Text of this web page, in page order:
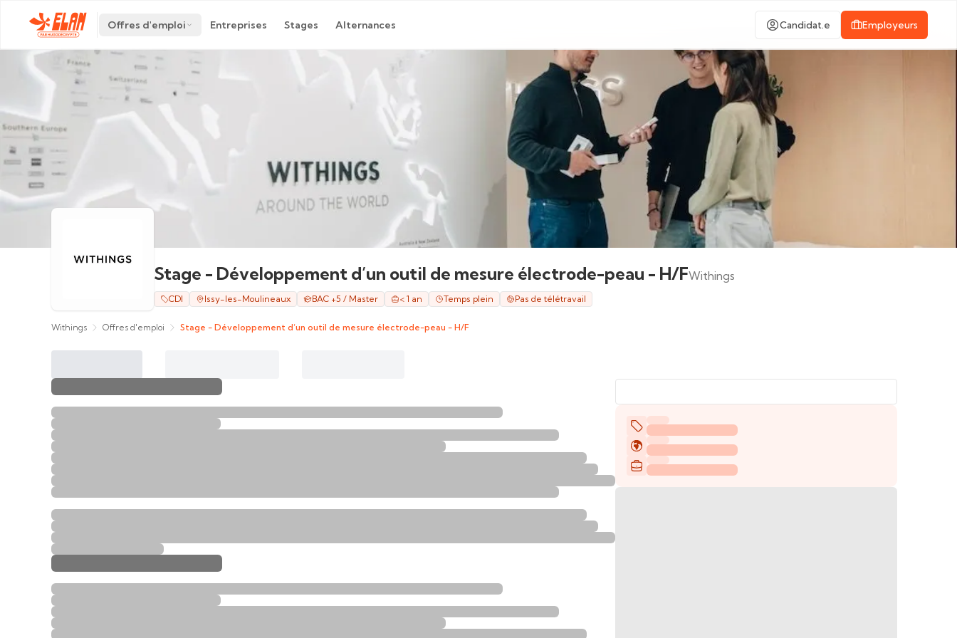
Offres d'emploi Entreprises Stages Alternances Candidat.e Employeurs
Stage - Développement d’un outil de mesure électrode-peau - H/FWithings
CDI Issy-les-Moulineaux BAC +5 / Master < 1 an Temps plein Pas de télétravail
Withings Offres d'emploi Stage - Développement d’un outil de mesure électrode-peau - H/F